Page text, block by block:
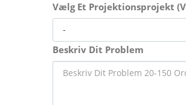
Vælg Et Projektionsprojekt
Beskriv Dit Problem